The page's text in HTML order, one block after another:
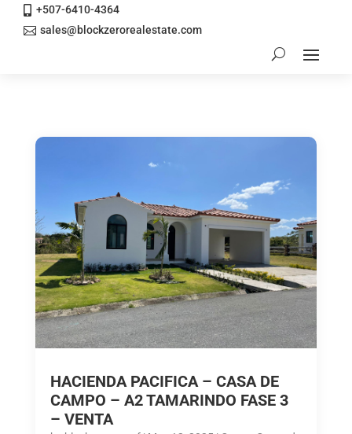
 sales@blockzerorealestate.com
+507-6410-4364
HACIENDA PACIFICA – CASA DE
CAMPO – A2 TAMARINDO FASE 3
– VENTA